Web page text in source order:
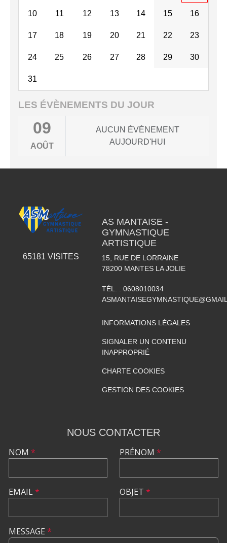
10 11 12 13 14 15 16
17 18 19 20 21 22 23
24 25 26 27 28 29 30
31
LES ÉVÈNEMENTS DU JOUR
09
AOÛT
AUCUN ÉVÈNEMENT
AUJOURD'HUI
65181 VISITES
AS MANTAISE -
GYMNASTIQUE
ARTISTIQUE
15, RUE DE LORRAINE
78200 MANTES LA JOLIE
TÉL. : 0608010034
INFORMATIONS LÉGALES
SIGNALER UN CONTENU
INAPPROPRIÉ
CHARTE COOKIES
GESTION DES COOKIES
NOUS CONTACTER
NOM *
EMAIL*
PRÉNOM *
OBJET *
MESSAGE *